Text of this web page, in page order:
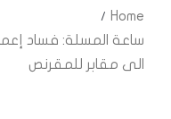
Home
ساعة المسلة: فساد
الى مقابر للمقرنص